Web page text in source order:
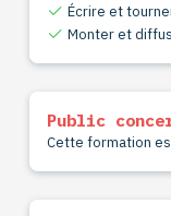
Écrire et
Monter et
Public
Cette formation